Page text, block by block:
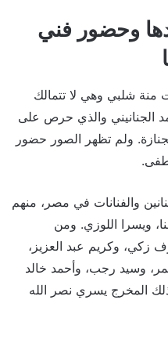
وحضور فني
منة شلبي وهي لا تتمالك
الجنانيني والذي حرص على
ولم تظهر الصور حضور
والفنانات في مصر، منهم
ويسرا اللوزي. ومن
زكي، وكريم عبد العزيز،
وسيد رجب، وأحمد خالد
المخرج يسري نصر الله